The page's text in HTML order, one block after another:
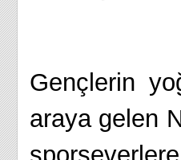
Gençlerin
araya gelen